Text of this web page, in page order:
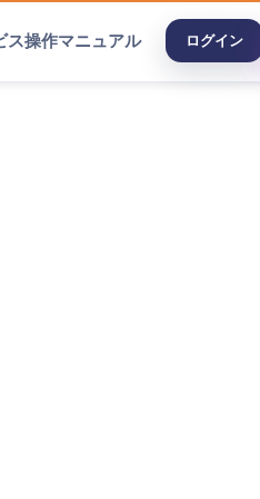
ス操作マニュアル ログイン